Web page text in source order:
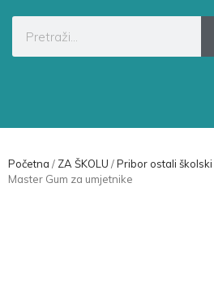
Početna / ZA ŠKOLU /Pribor ostali školski
Master Gum za umjetnike